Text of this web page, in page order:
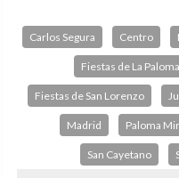
Carlos Segura Centro
Fiestas de La Paloma
Fiestas de San Lorenzo
Madrid Paloma
San Cayetano